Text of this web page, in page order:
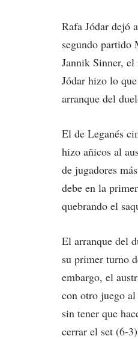
Rafa Jódar dejó
segundo partido
Jannik Sinner,
Jódar hizo lo
arranque del
El de Leganés
hizo añicos al
de jugadores
debe en la
quebrando el
El arranque del
su primer turno
embargo, el
con otro juego
sin tener que
cerrar el set (6-